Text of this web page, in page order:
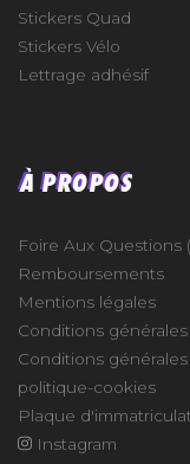
Stickers Quad
Stickers Vélo
Lettrage adhésif
À PROPOS
Foire Aux Questions
Remboursements
Mentions légales
Conditions
Conditions
politique-cookies
Plaque
Instagram